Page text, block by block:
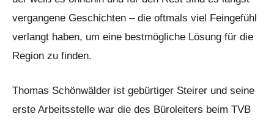
vergangene Geschichten – die oftmals viel Feingefühl
verlangt haben, um eine bestmögliche Lösung für die
Region zu finden.
Thomas Schönwälder ist gebürtiger Steirer und seine
erste Arbeitsstelle war die des Büroleiters beim TVB